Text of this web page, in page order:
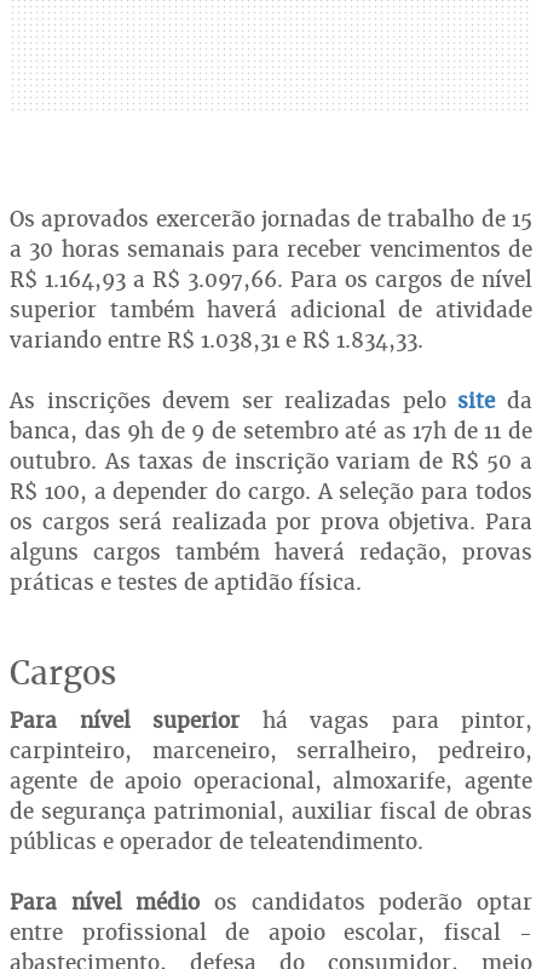
Os aprovados exercerão jornadas de trabalho de 15
a 30 horas semanais para receber vencimentos de
R$ 1.164,93 a R$ 3.097,66. Para os cargos de nível
superior também haverá adicional de atividade
variando entre R$ 1.038,31 e R$ 1.834,33.
As inscrições devem ser realizadas pelo siteda
banca, das 9h de 9 de setembro até as 17h de 11 de
outubro. As taxas de inscrição variam de R$ 50 a
R$ 100, a depender do cargo. A seleção para todos
os cargos será realizada por prova objetiva. Para
alguns cargos também haverá redação, provas
práticas e testes de aptidão física.
Cargos
Para nível superior há vagas para pintor,
carpinteiro, marceneiro, serralheiro, pedreiro,
agente de apoio operacional, almoxarife, agente
de segurança patrimonial, auxiliar fiscal de obras
públicas e operador de teleatendimento.
Para nível médio os candidatos poderão optar
entre profissional de apoio escolar, fiscal -
abastecimento, defesa do consumidor, meio